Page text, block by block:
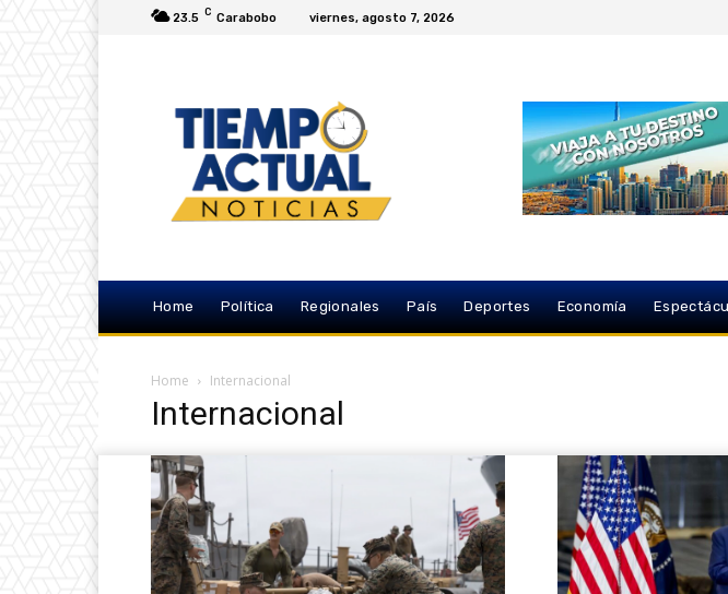
23.5 C Carabobo viernes, agosto 7, 2026
Home Política Regionales País Deportes Economía
Home Internacional
Internacional